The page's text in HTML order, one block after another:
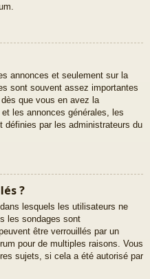
annonces et seulement sur la
sont souvent assez importantes
que vous en avez la
les annonces générales, les
définies par les administrateurs du
?
lesquels les utilisateurs ne
les sondages sont
être verrouillés par un
pour de multiples raisons. Vous
sujets, si cela a été autorisé par